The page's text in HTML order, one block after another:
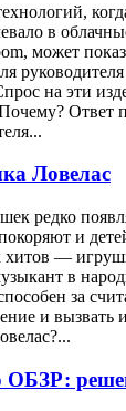
в
может
на эти
Ответ
Ловелас
редко
и
—
в
за
и вызвать